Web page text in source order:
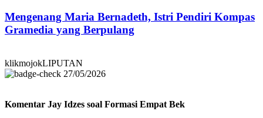
Mengenang Maria Bernadeth, Istri Pendiri Kompas
Gramedia yang Berpulang
klikmojokLIPUTAN
27/05/2026
Komentar Jay Idzes soal Formasi Empat Bek